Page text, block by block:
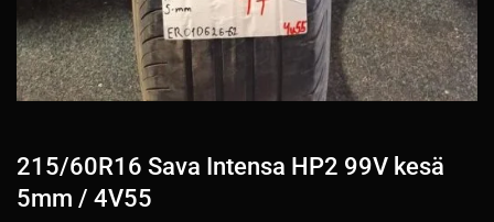
215/60R16 Sava Intensa HP2 99V kesä
5mm / 4V55